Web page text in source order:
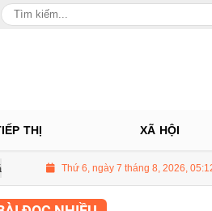
THỊ XÃ HỘI
thùng Giá vàng hôm nay 8/7:
Thứ 6, ngày 7 tháng 8, 2026,